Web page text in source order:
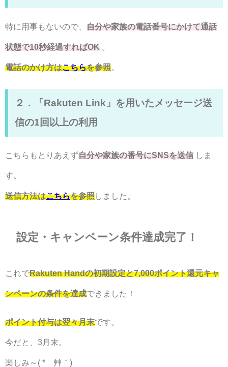
特に用事もないので、 自分や家族の電話番号にかけて通話
状態で10秒経過すればOK
電話のかけ方はこちらを参照
２．「Rakuten Link」を用いたメッセージ送
信の1回以上の利用
こちらもとりあえず自分や家族の番号にSNSを送信 しま
す。
送信方法はこちらを参照しました。
設定・キャンペーン条件達成完了！
これでRakuten Handの初期設定と7,000ポイント還元キャ
ンペーンの条件を達成できました！
ポイント付与は翌々月末です。
今だと、3月末。
楽しみ～( *´艸｀)